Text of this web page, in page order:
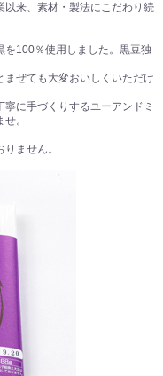
以来、素材・製法にこだわり続
を100％使用しました。黒豆独
ぜても大変おいしくいただけ
に手づくりするユーアンドミ
。
ません。